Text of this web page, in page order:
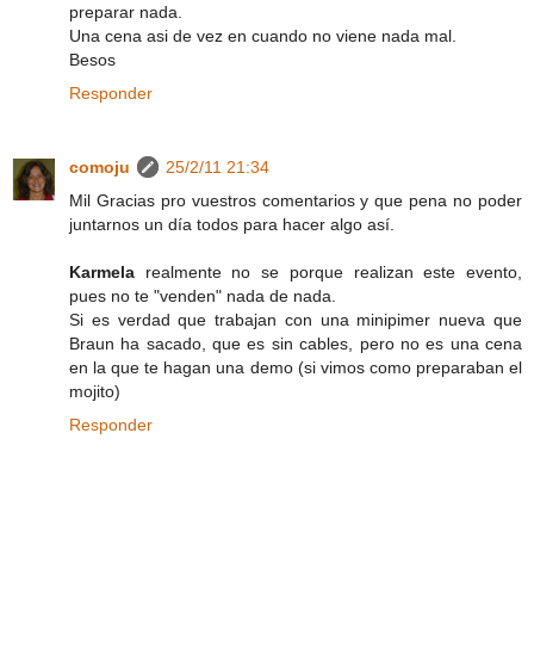
preparar nada.
Una cena asi de vez en cuando no viene nada mal.
Besos
Responder
comoju
25/2/11 21:34
Mil Gracias pro vuestros comentarios y que pena no poder
juntarnos un día todos para hacer algo así.
Karmela realmente no se porque realizan este evento,
pues no te "venden" nada de nada.
Si es verdad que trabajan con una minipimer nueva que
Braun ha sacado, que es sin cables, pero no es una cena
en la que te hagan una demo (si vimos como preparaban el
mojito)
Responder